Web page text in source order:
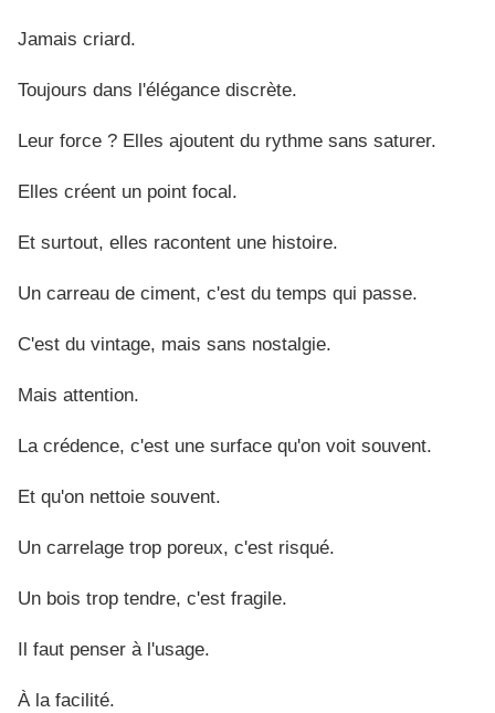
Jamais criard.
Toujours dans l'élégance discrète.
Leur force ? Elles ajoutent du rythme sans saturer.
Elles créent un point focal.
Et surtout, elles racontent une histoire.
Un carreau de ciment, c'est du temps qui passe.
C'est du vintage, mais sans nostalgie.
Mais attention.
La crédence, c'est une surface qu'on voit souvent.
Et qu'on nettoie souvent.
Un carrelage trop poreux, c'est risqué.
Un bois trop tendre, c'est fragile.
Il faut penser à l'usage.
À la facilité.